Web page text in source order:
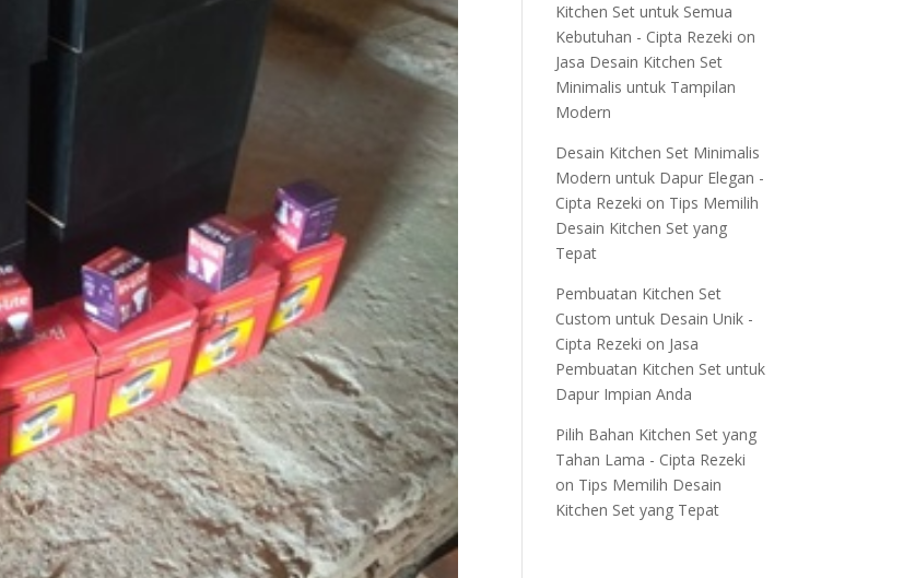
Kitchen Set untuk Semua
Kebutuhan - Cipta Rezeki on
Jasa Desain Kitchen Set
Minimalis untuk Tampilan
Modern
Desain Kitchen Set Minimalis
Modern untuk Dapur Elegan -
Cipta Rezeki on Tips Memilih
Desain Kitchen Set yang
Tepat
Pembuatan Kitchen Set
Custom untuk Desain Unik -
Cipta Rezeki on Jasa
Pembuatan Kitchen Set untuk
Dapur Impian Anda
Pilih Bahan Kitchen Set yang
Tahan Lama - Cipta Rezeki
on Tips Memilih Desain
Kitchen Set yang Tepat